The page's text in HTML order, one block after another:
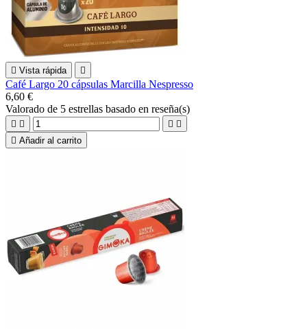
 Vista rápida 
Café Largo 20 cápsulas Marcilla Nespresso
6,60 €
Valorado de 5 estrellas basado en reseña(s)
   
 Añadir al carrito